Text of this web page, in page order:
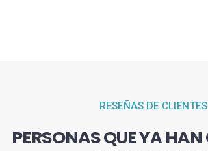
RESEÑAS DE CLIENTES
PERSONAS QUE YA